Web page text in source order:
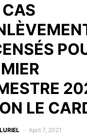
LE
April 7, 2021